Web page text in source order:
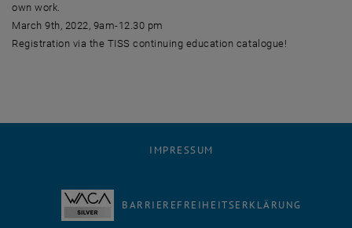
own work.
March 9th, 2022, 9am-12.30 pm
Registration via the TISS continuing education catalogue!
IMPRESSUM
BARRIEREFREIHEITSERKLÄRUNG